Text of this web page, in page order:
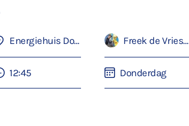
Energiehuis Dordrecht
12:45
Freek de Vries-Lentsch
Donderdag